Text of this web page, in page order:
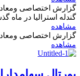
گندله استرالیا در ماه
مشاهده
گزارش اختصاصی
مشاهده